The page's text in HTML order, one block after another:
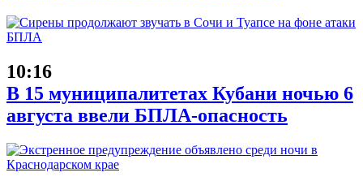
10:16
В 15 муниципалитетах Кубани ночью 6
августа ввели БПЛА-опасность